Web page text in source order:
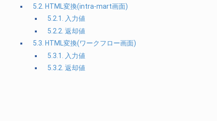
5.2. HTML変換(intra-mart画面)
5.2.1. 入力値
5.2.2. 返却値
5.3. HTML変換(ワークフロー画面)
5.3.1. 入力値
5.3.2. 返却値